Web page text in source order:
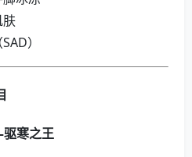
肤
）
寒之王